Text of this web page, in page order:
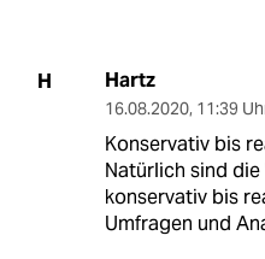
H Hartz
16.08.2020, 11:39
Konservativ bis
Natürlich sind
konservativ bis
Umfragen und